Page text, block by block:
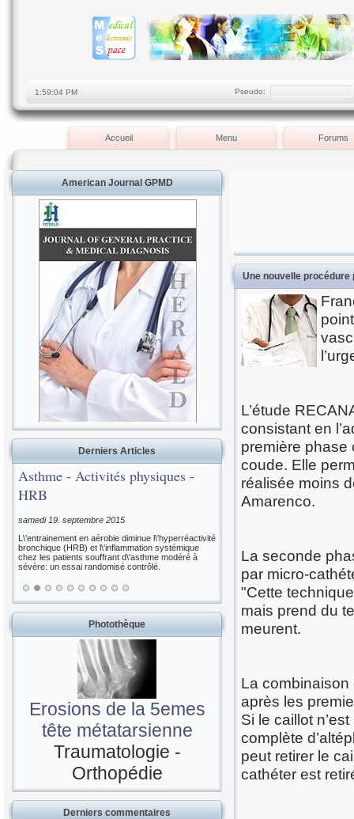
Pseudo:
Accueil Menu Forums
American Journal GPMD
Derniers Articles
Asthme - Activités physiques -
HRB
samedi 19. septembre 2015
L\'entrainement en aérobie diminue l\'hyperréactivité
bronchique (HRB) et l\'inflammation systémique
chez les patients souffrant d\'asthme modéré à
sévère: un essai randomisé contrôlé.
Photothèque
Erosions de la 5emes
tête métatarsienne
Traumatologie -
Orthopédie
Derniers commentaires
Une nouvelle procédure
L’étude
consistant en
première phase
coude. Elle
réalisée moins
Amarenco.
La seconde
par micro-
"Cette
mais prend du
meurent.
La
après les
Si le caillot
complète
peut retirer le
cathéter est